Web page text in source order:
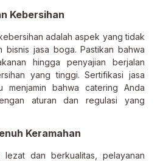
Kebersihan
adalah aspek yang tidak
bisnis jasa boga. Pastikan bahwa
hingga penyajian berjalan
yang tinggi. Sertifikasi jasa
menjamin bahwa catering Anda
aturan dan regulasi yang
Keramahan
lezat dan berkualitas, pelayanan